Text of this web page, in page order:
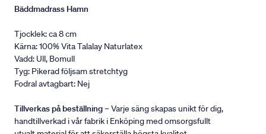
Bäddmadrass Hamn
Tjocklek: ca 8 cm
Kärna: 100% Vita Talalay Naturlatex
Vadd: Ull, Bomull
Tyg: Pikerad följsam stretchtyg
Fodral avtagbart: Nej
Tillverkas på beställning– Varje säng skapas unikt för dig,
handtillverkad i vår fabrik i Enköping med omsorgsfullt